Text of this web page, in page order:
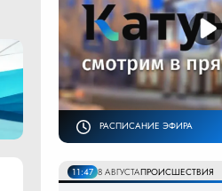
РАСПИСАНИЕ ЭФИРА
11:47 8 АВГУСТАПРОИСШЕСТВИЯ